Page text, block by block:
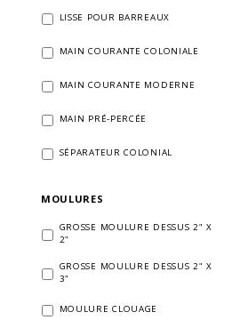
LISSE POUR BARREAUX
MAIN COURANTE COLONIALE
MAIN COURANTE MODERNE
MAIN PRÉ-PERCÉE
SÉPARATEUR COLONIAL
MOULURES
GROSSE MOULURE DESSUS 2" X
2"
GROSSE MOULURE DESSUS 2" X
3"
MOULURE CLOUAGE